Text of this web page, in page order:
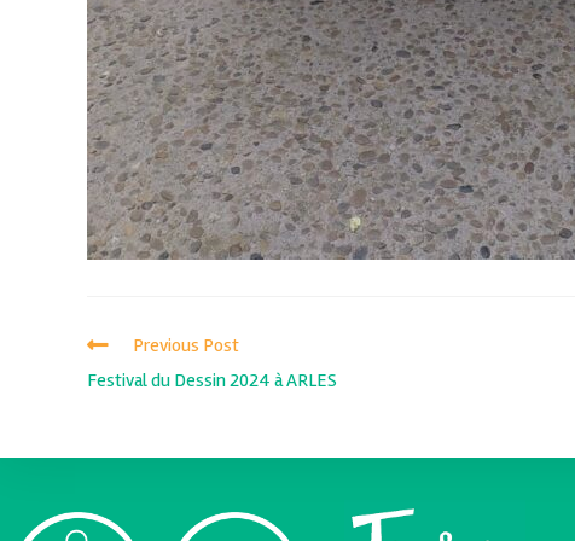
Previous Post
Festival du Dessin 2024 à ARLES